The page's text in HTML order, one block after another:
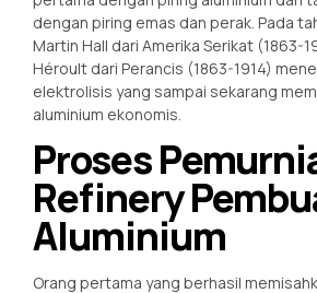
dengan piring emas dan perak. Pada
Martin Hall dari Amerika Serikat (1863-
Héroult dari Perancis (1863-1914)
elektrolisis yang sampai sekarang
aluminium ekonomis.
Proses
Refinery
Aluminium
Orang pertama yang berhasil